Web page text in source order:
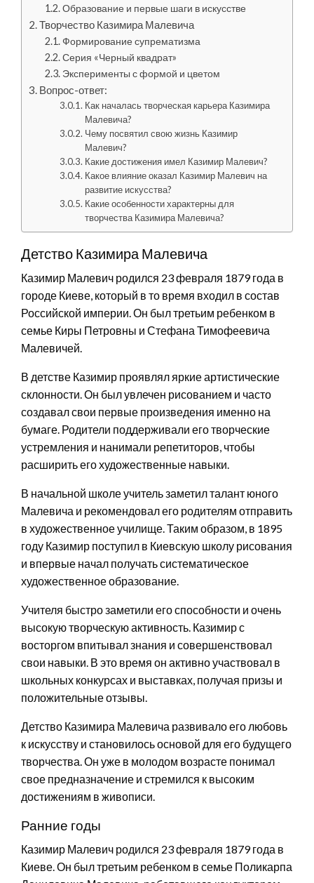
Образование и первые шаги в искусстве
Творчество Казимира Малевича
Формирование супрематизма
Серия «Черный квадрат»
Эксперименты с формой и цветом
Вопрос-ответ:
Как началась творческая карьера Казимира
Малевича?
Чему посвятил свою жизнь Казимир
Малевич?
Какие достижения имел Казимир Малевич?
Какое влияние оказал Казимир Малевич на
развитие искусства?
Какие особенности характерны для
творчества Казимира Малевича?
Детство Казимира Малевича
Казимир Малевич родился 23 февраля 1879 года в
городе Киеве, который в то время входил в состав
Российской империи. Он был третьим ребенком в
семье Киры Петровны и Стефана Тимофеевича
Малевичей.
В детстве Казимир проявлял яркие артистические
склонности. Он был увлечен рисованием и часто
создавал свои первые произведения именно на
бумаге. Родители поддерживали его творческие
устремления и нанимали репетиторов, чтобы
расширить его художественные навыки.
В начальной школе учитель заметил талант юного
Малевича и рекомендовал его родителям отправить
в художественное училище. Таким образом, в 1895
году Казимир поступил в Киевскую школу рисования
и впервые начал получать систематическое
художественное образование.
Учителя быстро заметили его способности и очень
высокую творческую активность. Казимир с
восторгом впитывал знания и совершенствовал
свои навыки. В это время он активно участвовал в
школьных конкурсах и выставках, получая призы и
положительные отзывы.
Детство Казимира Малевича развивало его любовь
к искусству и становилось основой для его будущего
творчества. Он уже в молодом возрасте понимал
свое предназначение и стремился к высоким
достижениям в живописи.
Ранние годы
Казимир Малевич родился 23 февраля 1879 года в
Киеве. Он был третьим ребенком в семье Поликарпа